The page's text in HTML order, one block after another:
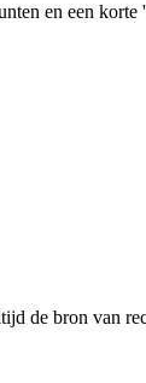
en een
de bron van